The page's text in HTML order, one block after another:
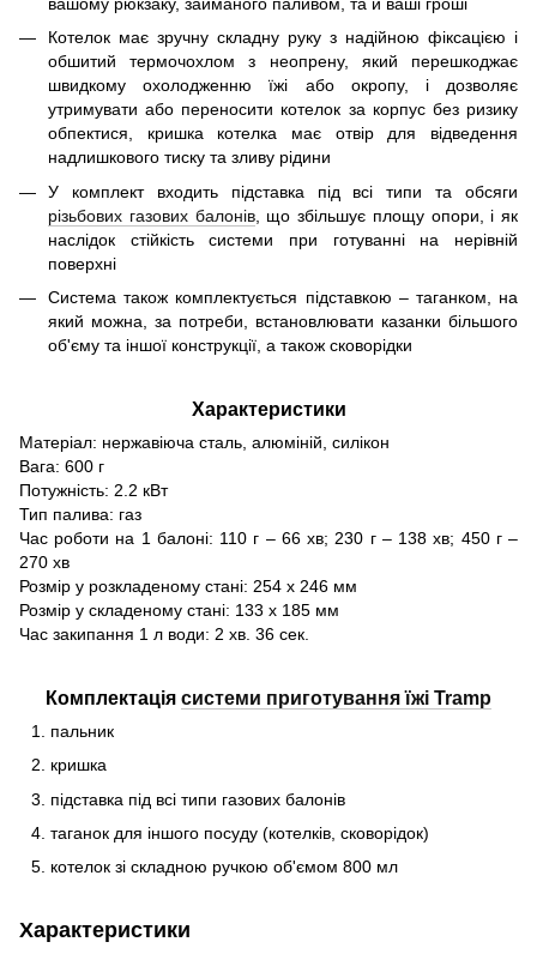
Котелок має зручну складну руку з надійною фіксацією і
обшитий термочохлом з неопрену, який перешкоджає
швидкому охолодженню їжі або окропу, і дозволяє
утримувати або переносити котелок за корпус без ризику
обпектися, кришка котелка має отвір для відведення
надлишкового тиску та зливу рідини
У комплект входить підставка під всі типи та обсяги
різьбових газових балонів, що збільшує площу опори, і як
наслідок стійкість системи при готуванні на нерівній
поверхні
Система також комплектується підставкою – таганком, на
який можна, за потреби, встановлювати казанки більшого
об'єму та іншої конструкції, а також сковорідки
Характеристики
Матеріал: нержавіюча сталь, алюміній, силікон
Вага: 600 г
Потужність: 2.2 кВт
Тип палива: газ
Час роботи на 1 балоні: 110 г – 66 хв; 230 г – 138 хв; 450 г –
270 хв
Розмір у розкладеному стані: 254 x 246 мм
Розмір у складеному стані: 133 x 185 мм
Час закипання 1 л води: 2 хв. 36 сек.
Комплектація системи приготування їжі Tramp
пальник
кришка
підставка під всі типи газових балонів
таганок для іншого посуду (котелків, сковорідок)
котелок зі складною ручкою об'ємом 800 мл
Характеристики